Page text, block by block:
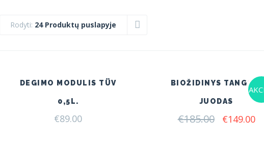
Rodyti: 24 Produktų puslapyje
DEGIMO MODULIS TÜV
0,5L.
€89.00
BIOŽIDINYS TANGO 4
JUODAS
€185.00 Original
€149.00